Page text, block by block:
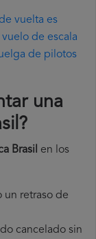
vuelta es
de escala
de pilotos
una
?
Brasil en los
un retraso de
cancelado sin